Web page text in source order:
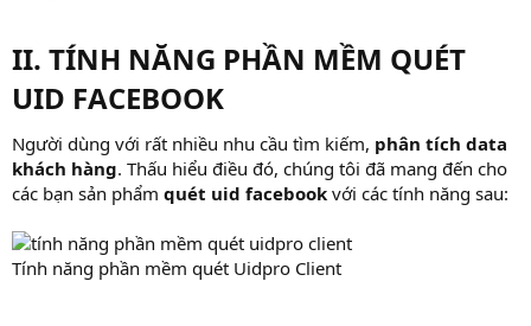
II. TÍNH NĂNG PHẦN MỀM QUÉT
UID FACEBOOK​
Người dùng với rất nhiều nhu cầu tìm kiếm, phân tích data
khách hàng. Thấu hiểu điều đó, chúng tôi đã mang đến cho
các bạn sản phẩm quét uid facebook với các tính năng sau:
Tính năng phần mềm quét Uidpro Client